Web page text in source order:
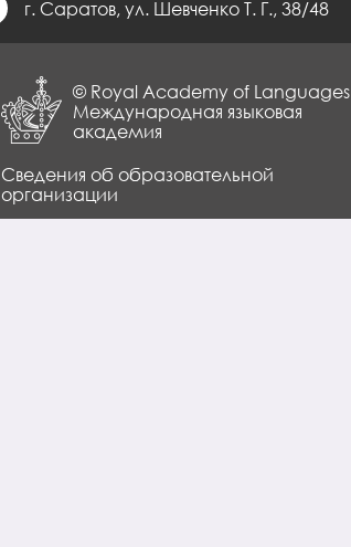
г. Саратов, ул. Шевченко Т. Г., 38/48
© Royal Academy of Languages
Международная языковая
академия
Сведения об образовательной
организации